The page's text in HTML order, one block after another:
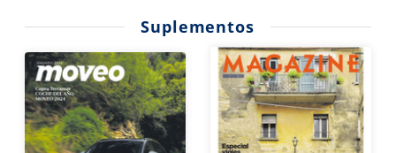
Suplementos